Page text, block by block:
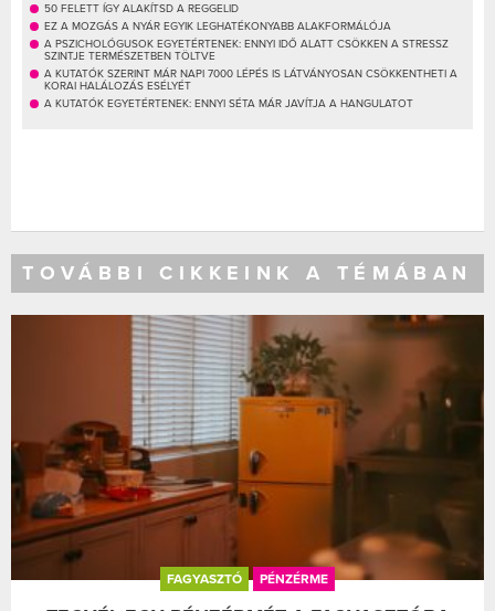
50 FELETT ÍGY ALAKÍTSD A REGGELID
EZ A MOZGÁS A NYÁR EGYIK LEGHATÉKONYABB ALAKFORMÁLÓJA
A PSZICHOLÓGUSOK EGYETÉRTENEK: ENNYI IDŐ ALATT CSÖKKEN A STRESSZ
SZINTJE TERMÉSZETBEN TÖLTVE
A KUTATÓK SZERINT MÁR NAPI 7000 LÉPÉS IS LÁTVÁNYOSAN CSÖKKENTHETI A
KORAI HALÁLOZÁS ESÉLYÉT
A KUTATÓK EGYETÉRTENEK: ENNYI SÉTA MÁR JAVÍTJA A HANGULATOT
TOVÁBBI CIKKEINK A TÉMÁBAN
FAGYASZTÓ PÉNZÉRME